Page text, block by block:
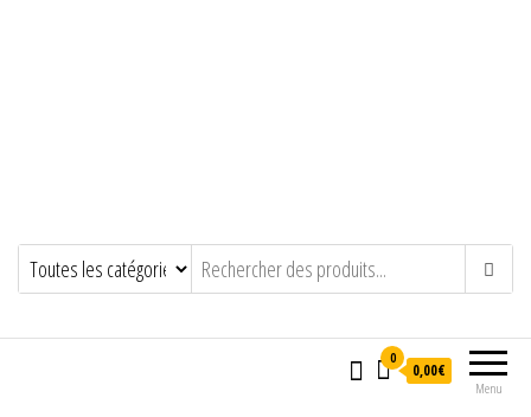
Menu
0
0,00€